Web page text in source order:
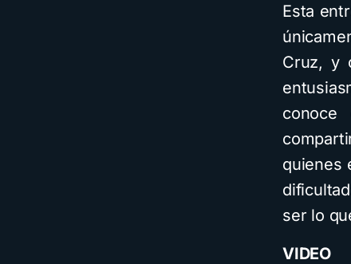
Esta
Cruz, y
quienes
ser lo
VIDEO